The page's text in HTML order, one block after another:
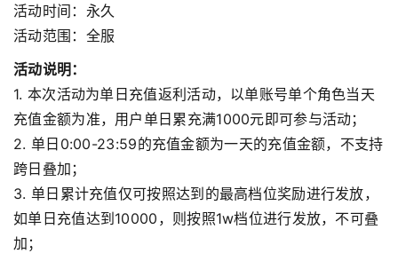
活动时间：永久
活动范围：全服
活动说明：
1. 本次活动为单日充值返利活动，以单账号单个角色当天
充值金额为准，用户单日累充满1000元即可参与活动；
2. 单日0:00-23:59的充值金额为一天的充值金额，不支持
跨日叠加；
3. 单日累计充值仅可按照达到的最高档位奖励进行发放，
如单日充值达到10000，则按照1w档位进行发放，不可叠
加；